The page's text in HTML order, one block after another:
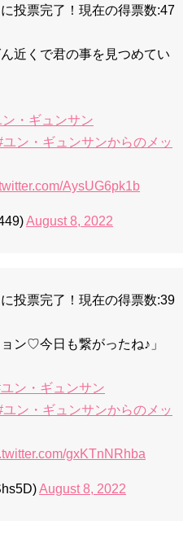
投票完了！現在の得票数:47
近くで君の事を見つめてい
・ギュンサン
ユン・ギュンサンからのメッ
AysUG6pk1b
August 8, 2022
投票完了！現在の得票数:39
ン♡今日も繋がったね♪」
ン・ギュンサン
ユン・ギュンサンからのメッ
gxKTnNRhba
August 8, 2022